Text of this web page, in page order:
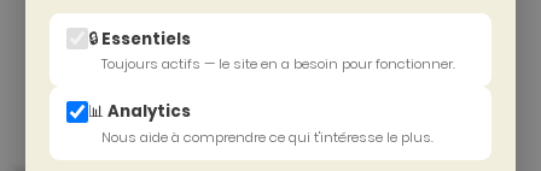
🔒 Essentiels
Toujours actifs — le site en a besoin pour fonctionner.
📊 Analytics
Nous aide à comprendre ce qui t'intéresse le plus.